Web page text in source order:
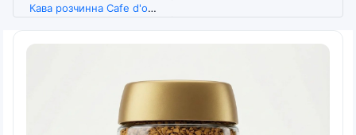
Кава розчинна Cafe d'or Gold 200гр. (Польща) (арт. 4445)